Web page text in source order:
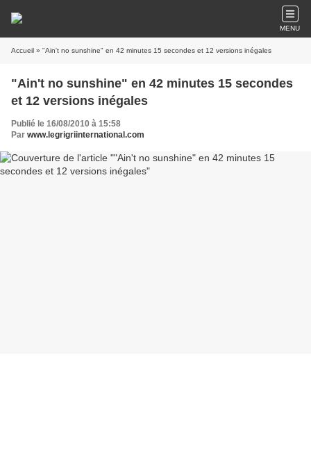
MENU
Accueil » "Ain't no sunshine" en 42 minutes 15 secondes et 12 versions inégales
"Ain't no sunshine" en 42 minutes 15 secondes
et 12 versions inégales
Publié le 16/08/2010 à 15:58
Par www.legrigriinternational.com